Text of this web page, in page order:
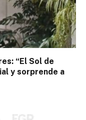
“El Sol de
y sorprende a